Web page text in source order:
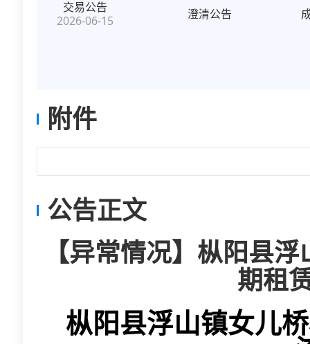
交易公告
2026-06-15
澄清公告
附件
公告正文
【异常情况】枞阳县
期租
枞阳县浮山镇女儿